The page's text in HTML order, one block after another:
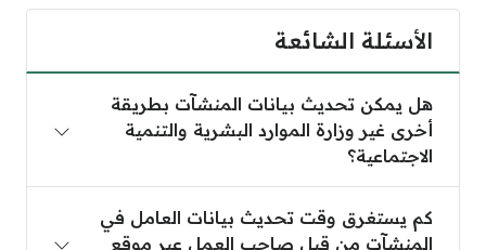
الأسئلة الشائعة
هل يمكن تحديث بيانات المنشآت بطريقة
أخرى غير وزارة الموارد البشرية والتنمية
الاجتماعية؟
كم يستغرق وقت تحديث بيانات العامل في
المنشآت من قبل صاحب العمل عبر موقع